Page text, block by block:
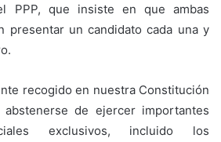
PPP, que insiste en que ambas
presentar un candidato cada una y
recogido en nuestra Constitución
de ejercer importantes
exclusivos, incluido los